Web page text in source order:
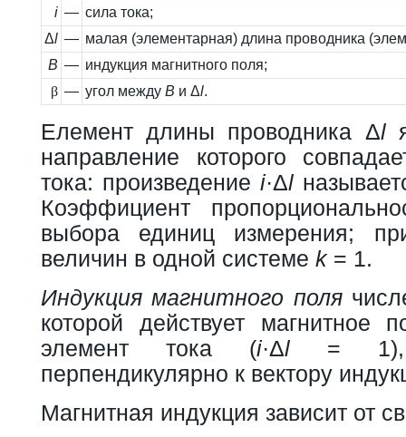
i — сила тока;
Δl — малая (элементарная) длина проводника
B — индукция магнитного поля;
β — угол между B и Δl.
Eлемент длины проводника Δl
направление которого
тока: произведение i·Δl
Коэффициент
выбора единиц измерения;
величин в одной системе k= 1.
Индукция магнитного поля
которой действует магнитное
элемент тока (i·Δl = 1),
перпендикулярно к вектору
Магнитная индукция зависит от